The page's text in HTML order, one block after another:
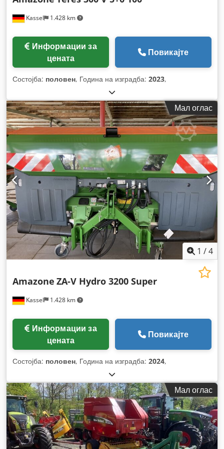
Kassel 1.428 km
цената
Повикајте
Состојба: половен, Година на изградба: 2023,
Мал оглас
1 /4
Kassel 1.428 km
Amazone ZA-V Hydro 3200 Super
цената
Повикајте
Состојба: половен, Година на изградба: 2024,
Мал оглас